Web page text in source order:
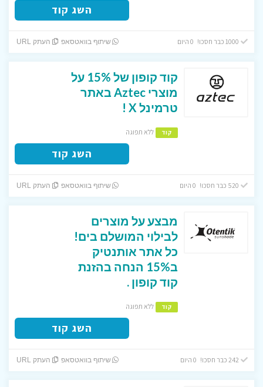
השג קוד
שיתוף בוואטסאפ העתק URL
קוד קופון של 15% על
מוצרי Aztec באתר
טרמינל X !
קוד ללא תפוגה
השג קוד
שיתוף בוואטסאפ העתק URL
מבצע על מוצרים
לבילוי המושלם בים!
כל אתר אותנטיק
ב15% הנחה בהזנת
קוד קופון .
קוד ללא תפוגה
השג קוד
שיתוף בוואטסאפ העתק URL